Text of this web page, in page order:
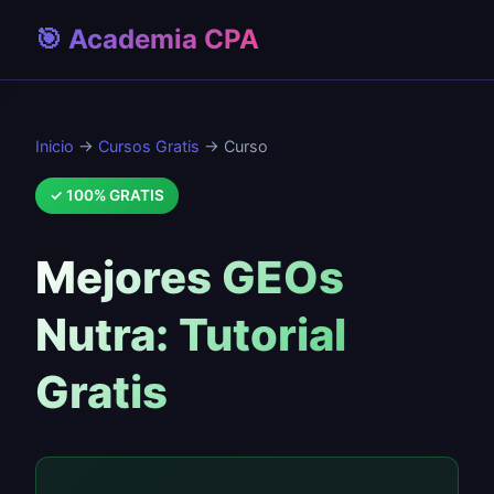
🎯 Academia CPA
Inicio → Cursos Gratis → Curso
✓ 100% GRATIS
Mejores GEOs
Nutra: Tutorial
Gratis